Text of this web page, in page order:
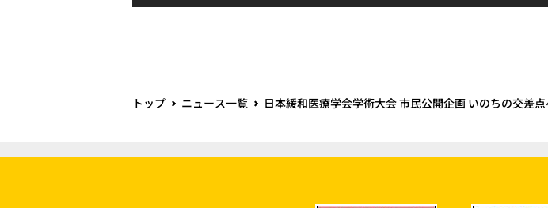
トップ ニュース一覧 日本緩和医療学会学術大会 市民公開企画 いのちの交差